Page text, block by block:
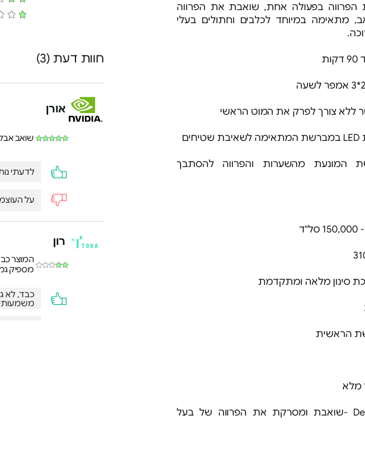
בפעולה אחת, שואבת את הפרווה
מתאימה במיוחד לכלבים וחתולים בעלי
מהשערות והפרווה להסתבך
מלא
מברשת Deshedding -שואבת ומסרקת את הפרווה של בעל
חוות דעת (3)
אורן
שואב אבק
לדעתי
על
רון
המוצר
מספיק
כבד, לא